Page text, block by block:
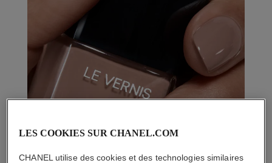
LES COOKIES SUR CHANEL.COM
CHANEL utilise des cookies et des technologies similaires